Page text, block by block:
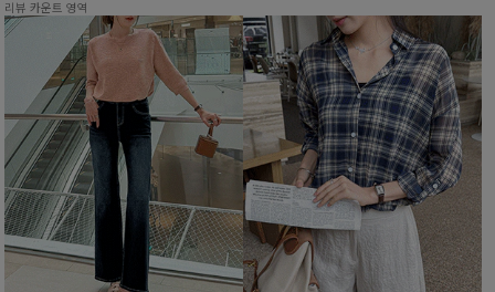
리뷰 카운트 영역